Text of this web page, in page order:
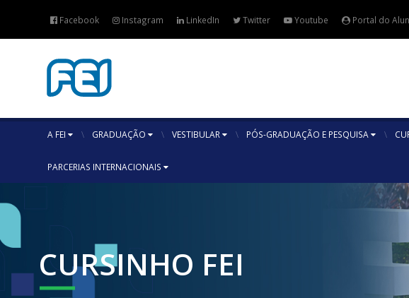
Facebook Instagram LinkedIn Twitter Youtube Portal do
A FEI GRADUAÇÃO VESTIBULAR PÓS-GRADUAÇÃO E PESQUISA
PARCERIAS INTERNACIONAIS
CURSINHO FEI